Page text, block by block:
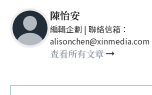
陳怡安
編輯企劃 | 聯絡信箱：
alisonchen@xinmedia.com
查看所有文章